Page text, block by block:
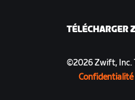
TÉLÉCHARGER
©2026Zwift, Inc.
Confidentialité